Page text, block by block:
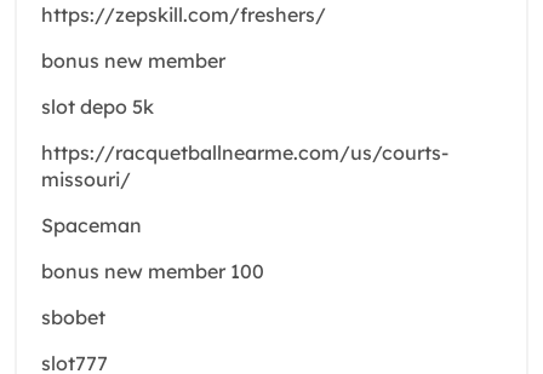
https://zepskill.com/freshers/
bonus new member
slot depo 5k
https://racquetballnearme.com/us/courts-
missouri/
Spaceman
bonus new member 100
sbobet
slot777